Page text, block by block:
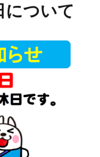
について